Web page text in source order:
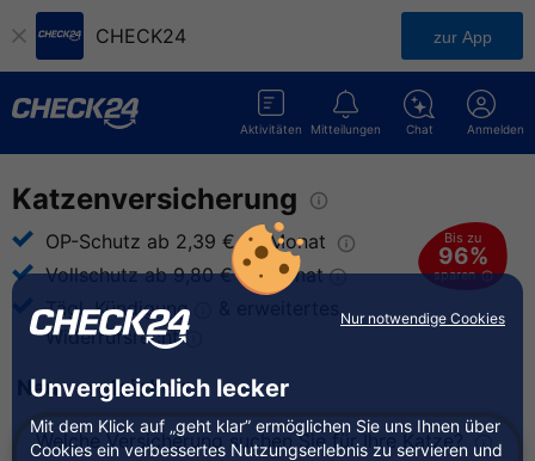
Nur notwendige Cookies
Unvergleichlich lecker
Mit dem Klick auf „geht klar” ermöglichen Sie uns Ihnen über
Cookies ein verbessertes Nutzungserlebnis zu servieren und
CHECK24 zur App
Anmelden
Chat
Mitteilungen
Aktivitäten
Bis zu
96%
sparen
Katzenversicherung
OP-Schutz ab 2,39 € im Monat
Vollschutz ab 9,80 € im
Monat
Tägl.Kündigung
Widerrufsrecht
Neu vergleichen
Welche Versicherung suchen Sie für Ihre Katze?